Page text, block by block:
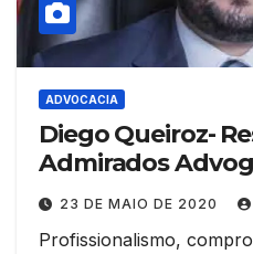
ADVOCACIA
Diego Queiroz-
Admirados
23 DE MAIO DE 2020
Profissionalismo,